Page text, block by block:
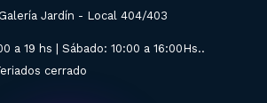
Jardín - Local 404/403
a 19 hs | Sábado: 10:00 a 16:00Hs..
cerrado